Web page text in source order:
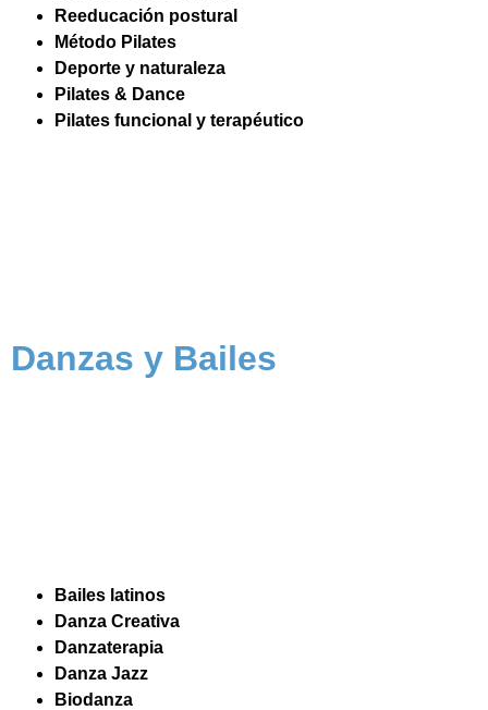
Reeducación postural
Método Pilates
Deporte y naturaleza
Pilates & Dance
Pilates funcional y terapéutico
Danzas y Bailes
Bailes latinos
Danza Creativa
Danzaterapia
Danza Jazz
Biodanza